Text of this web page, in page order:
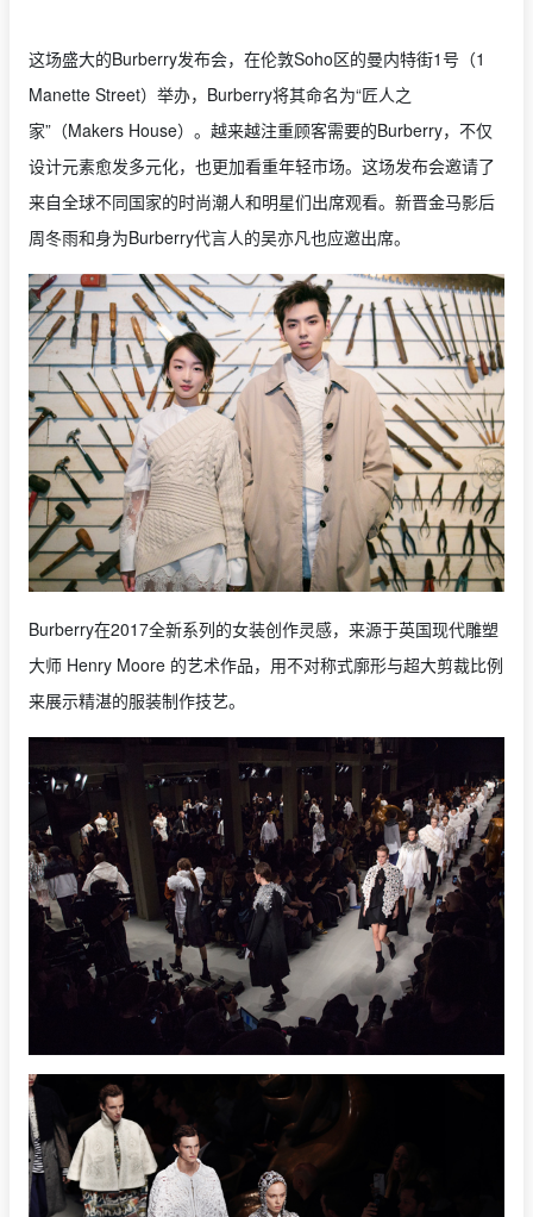
这场盛大的Burberry发布会，在伦敦Soho区的曼内特街1号（1
Manette Street）举办，Burberry将其命名为“匠人之
家”（Makers House）。越来越注重顾客需要的Burberry，不仅
设计元素愈发多元化，也更加看重年轻市场。这场发布会邀请了
来自全球不同国家的时尚潮人和明星们出席观看。新晋金马影后
周冬雨和身为Burberry代言人的吴亦凡也应邀出席。
Burberry在2017全新系列的女装创作灵感，来源于英国现代雕塑
大师 Henry Moore 的艺术作品，用不对称式廓形与超大剪裁比例
来展示精湛的服装制作技艺。